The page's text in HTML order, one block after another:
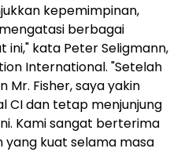
kepemimpinan,
berbagai
kata Peter Seligmann,
International. "Setelah
Mr. Fisher, saya yakin
CI dan tetap menjunjung
Kami sangat berterima
yang kuat selama masa